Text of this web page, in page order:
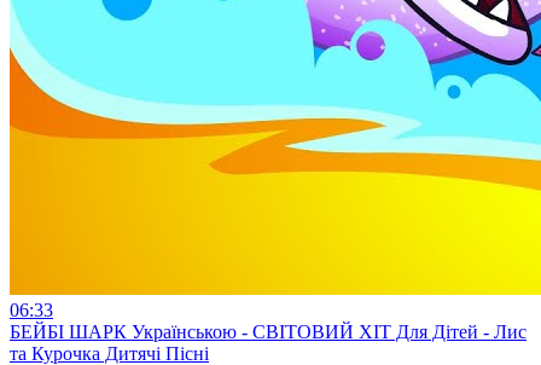
06:33
БЕЙБІ ШАРК Українською - СВІТОВИЙ ХІТ Для Дітей - Лис
та Курочка Дитячі Пісні